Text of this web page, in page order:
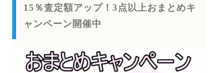
15％査定額アップ！3点以上おまとめキ
ャンペーン開催中